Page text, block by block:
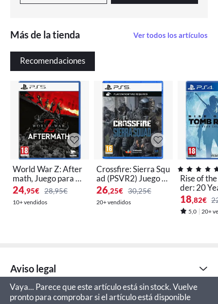
Más de la tienda Ver todos los artículos
Recomendaciones
World War Z: After
math, Juego para Co
nsola Sony PlayStati
on 5 PS5
24,95€ 28,95€
10+ vendidos
Crossfire: Sierra Squ
ad (PSVR2) Juego p
ara Consola Sony Pl
ayStation 5, PS5
26,25€ 30,25€
20+ vendidos
Rise of
der: 20
ation
nsola
on 4 PS4
18,82€
5,0 20+
Aviso legal
Vaya... Parece que este artículo está sin stock. Vuelve
pronto para comprobar si el artículo está disponible